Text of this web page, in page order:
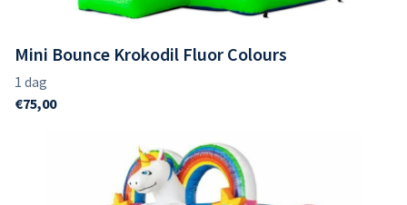
Mini Bounce Krokodil Fluor Colours